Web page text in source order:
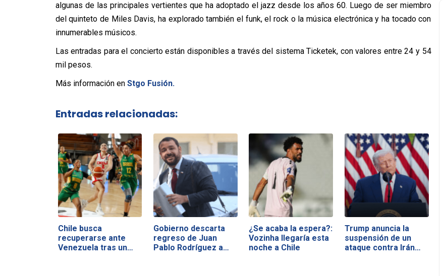
algunas de las principales vertientes que ha adoptado el jazz desde los años 60. Luego de ser miembro
del quinteto de Miles Davis, ha explorado también el funk, el rock o la música electrónica y ha tocado con
innumerables músicos.
Las entradas para el concierto están disponibles a través del sistema Ticketek, con valores entre 24 y 54
mil pesos.
Más información en Stgo Fusión.
Entradas relacionadas:
Chile busca
recuperarse ante
Venezuela tras un
Gobierno descarta
regreso de Juan
Pablo Rodríguez a
¿Se acaba la espera?:
Vozinha llegaría esta
noche a Chile
Trump anuncia la
suspensión de un
ataque contra Irán…